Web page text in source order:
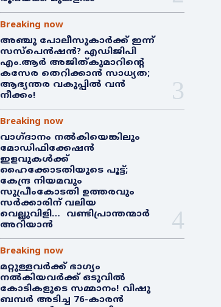
Breaking now
അഞ്ചു പോലീസുകാർക്ക് ഇന്ന്
സസ്‌പെൻഷൻ? എഡിജിപി
എം.ആർ അജിത്കുമാറിൻ്റെ
കസേര തെറിക്കാൻ സാധ്യത;
ആഭ്യന്തര വകുപ്പിൽ വൻ
നീക്കം!
Breaking now
വാഗ്ദാനം നൽകിയെങ്കിലും
മോഡിഫിക്കേഷൻ
ഇളവുകൾക്ക്
ഹൈക്കോടതിയുടെ പൂട്ട്;
കേന്ദ്ര നിയമവും
സുപ്രീംകോടതി ഉത്തരവും
സർക്കാരിന് വലിയ
വെല്ലുവിളി… വണ്ടിപ്രാന്തന്മാർ
അറിയാൻ
Breaking now
മറ്റുള്ളവർക്ക് ഭാഗ്യം
നൽകിയവർക്ക് ഒടുവിൽ
കോടികളുടെ സമ്മാനം! വിഷു
ബമ്പർ അടിച്ച 76-കാരൻ